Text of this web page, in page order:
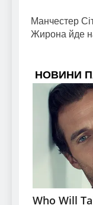
Манчестер
Жирона йде